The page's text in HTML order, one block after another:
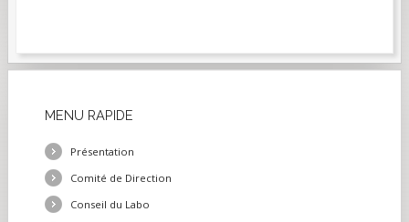
MENU RAPIDE
Présentation
Comité de Direction
Conseil du Labo